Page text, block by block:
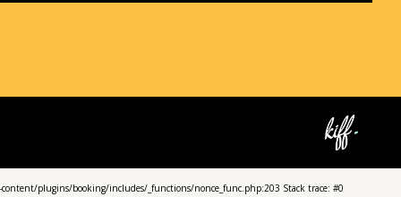
plugins/booking/includes/_functions/nonce_func.php:203 Stack trace: #0